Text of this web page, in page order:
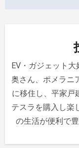
シ
ョ
ン
EV・ガジェット大
奥さん、ポメラニ
に移住し、平家戸
テスラを購入し楽
の生活が便利で